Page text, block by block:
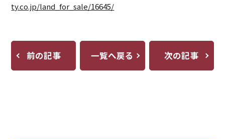
ty.co.jp/land_for_sale/16645/
前の記事 一覧へ戻る 次の記事